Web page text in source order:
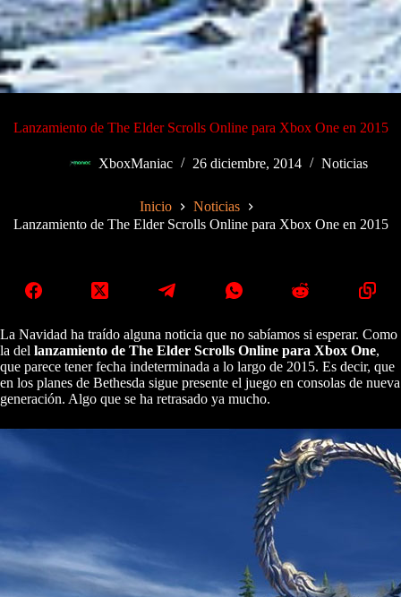
Lanzamiento de The Elder Scrolls Online para Xbox One en 2015
XboxManiac 26 diciembre, 2014 Noticias
Inicio
Noticias
Lanzamiento de The Elder Scrolls Online para Xbox One en 2015
La Navidad ha traído alguna noticia que no sabíamos si esperar. Como
la del lanzamiento de The Elder Scrolls Online para Xbox One,
que parece tener fecha indeterminada a lo largo de 2015. Es decir, que
en los planes de Bethesda sigue presente el juego en consolas de nueva
generación. Algo que se ha retrasado ya mucho.